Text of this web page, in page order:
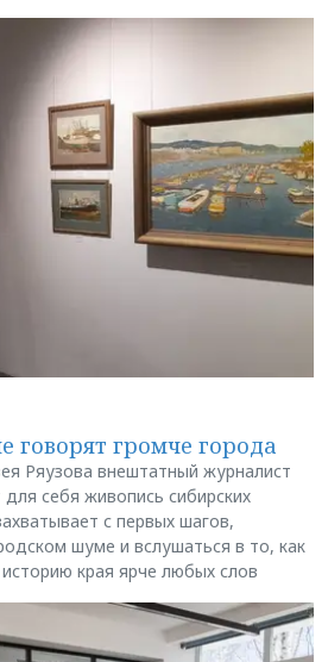
говорят громче города
Ряузова внештатный журналист
себя живопись сибирских
с первых шагов,
шуме и вслушаться в то, как
края ярче любых слов